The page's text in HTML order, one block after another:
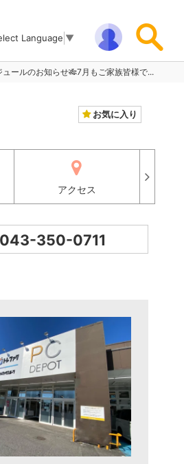
Language ▼
ールのお知らせ🎋7月もご家族皆様で...
お気に入り
アクセス
350-0711